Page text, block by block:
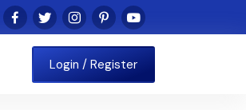
Login / Register